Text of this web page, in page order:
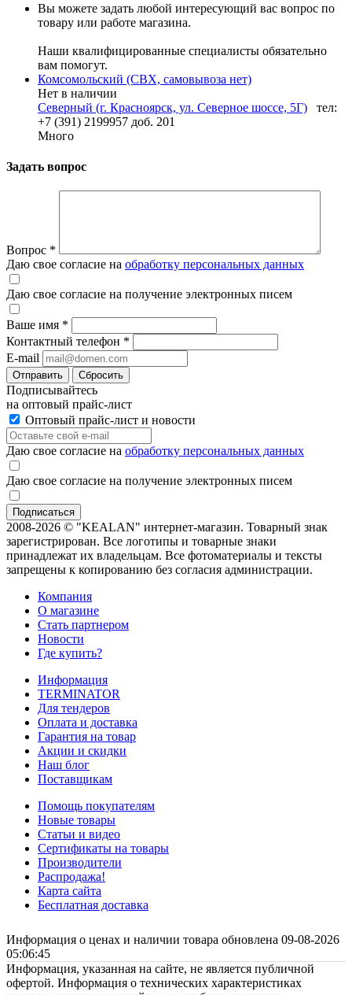
Вы можете задать любой интересующий вас вопрос по
товару или работе магазина.
Наши квалифицированные специалисты обязательно
вам помогут.
Комсомольский (СВХ, самовывоза нет)
Нет в наличии
Северный (г. Красноярск, ул. Северное шоссе, 5Г)
тел:
+7 (391) 2199957 доб. 201
Много
Задать вопрос
Вопрос *
Даю свое согласие на обработку персональных данных
Даю свое согласие на получение электронных писем
Ваше имя *
Контактный телефон *
E-mail
Отправить Сбросить
Подписывайтесь
на оптовый прайс-лист
Оптовый прайс-лист и новости
Даю свое согласие на обработку персональных данных
Даю свое согласие на получение электронных писем
2008-2026 © "KEALAN" интернет-магазин. Товарный знак
зарегистрирован. Все логотипы и товарные знаки
принадлежат их владельцам. Все фотоматериалы и тексты
запрещены к копированию без согласия администрации.
Компания
О магазине
Стать партнером
Новости
Где купить?
Информация
TERMINATOR
Для тендеров
Оплата и доставка
Гарантия на товар
Акции и скидки
Наш блог
Поставщикам
Помощь покупателям
Новые товары
Статьи и видео
Сертификаты на товары
Производители
Распродажа!
Карта сайта
Бесплатная доставка
Информация о ценах и наличии товара обновлена 09-08-2026
05:06:45
Информация, указанная на сайте, не является публичной
офертой. Информация о технических характеристиках